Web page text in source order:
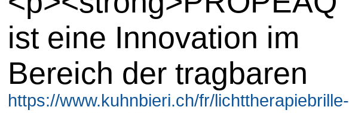
ist eine Innovation im
Bereich der tragbaren
https://www.kuhnbieri.ch/fr/lichttherapiebrille-